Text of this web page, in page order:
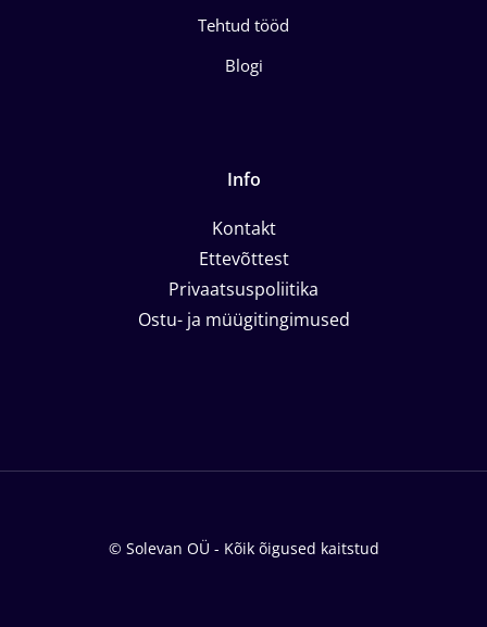
Tehtud tööd
Blogi
Info
Kontakt
Ettevõttest
Privaatsuspoliitika
Ostu- ja müügitingimused
© Solevan OÜ - Kõik õigused kaitstud